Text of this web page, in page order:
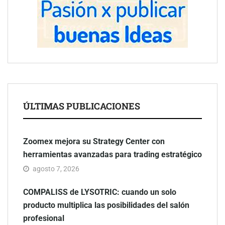
ÚLTIMAS PUBLICACIONES
Zoomex mejora su Strategy Center con
herramientas avanzadas para trading estratégico
agosto 7, 2026
COMPALISS de LYSOTRIC: cuando un solo
producto multiplica las posibilidades del salón
profesional